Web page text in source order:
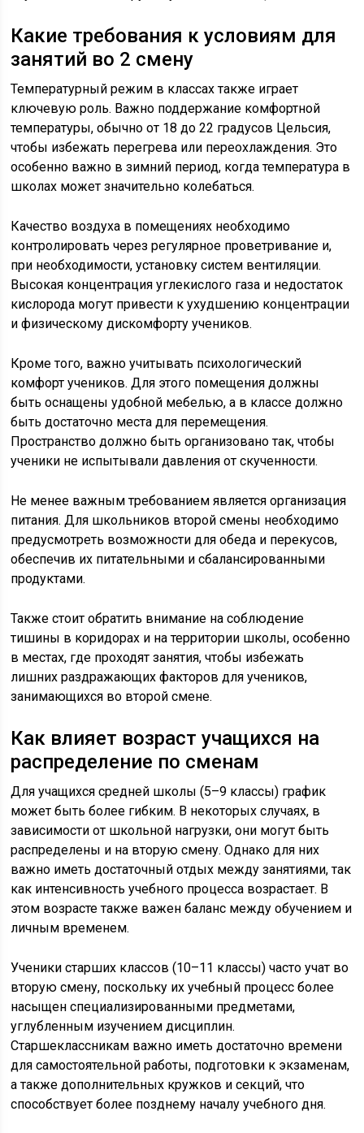
Какие требования к условиям для
занятий во 2 смену
Температурный режим в классах также играет
ключевую роль. Важно поддержание комфортной
температуры, обычно от 18 до 22 градусов Цельсия,
чтобы избежать перегрева или переохлаждения. Это
особенно важно в зимний период, когда температура в
школах может значительно колебаться.
Качество воздуха в помещениях необходимо
контролировать через регулярное проветривание и,
при необходимости, установку систем вентиляции.
Высокая концентрация углекислого газа и недостаток
кислорода могут привести к ухудшению концентрации
и физическому дискомфорту учеников.
Кроме того, важно учитывать психологический
комфорт учеников. Для этого помещения должны
быть оснащены удобной мебелью, а в классе должно
быть достаточно места для перемещения.
Пространство должно быть организовано так, чтобы
ученики не испытывали давления от скученности.
Не менее важным требованием является организация
питания. Для школьников второй смены необходимо
предусмотреть возможности для обеда и перекусов,
обеспечив их питательными и сбалансированными
продуктами.
Также стоит обратить внимание на соблюдение
тишины в коридорах и на территории школы, особенно
в местах, где проходят занятия, чтобы избежать
лишних раздражающих факторов для учеников,
занимающихся во второй смене.
Как влияет возраст учащихся на
распределение по сменам
Для учащихся средней школы (5–9 классы) график
может быть более гибким. В некоторых случаях, в
зависимости от школьной нагрузки, они могут быть
распределены и на вторую смену. Однако для них
важно иметь достаточный отдых между занятиями, так
как интенсивность учебного процесса возрастает. В
этом возрасте также важен баланс между обучением и
личным временем.
Ученики старших классов (10–11 классы) часто учат во
вторую смену, поскольку их учебный процесс более
насыщен специализированными предметами,
углубленным изучением дисциплин.
Старшеклассникам важно иметь достаточно времени
для самостоятельной работы, подготовки к экзаменам,
а также дополнительных кружков и секций, что
способствует более позднему началу учебного дня.